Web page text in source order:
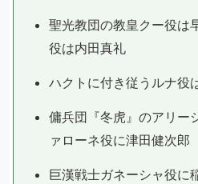
聖光教団の教皇クー役は
役は内田真礼
ハクトに付き従うルナ役
傭兵団『冬虎』のアリー
ァローネ役に津田健次郎
巨漢戦士ガネーシャ役に